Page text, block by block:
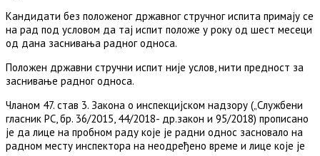
Кандидати без положеног државног стручног испита примају се
на рад под условом да тај испит положе у року од шест месеци
од дана заснивања радног односа.
Положен државни стручни испит није услов, нити предност за
заснивање радног односа.
Чланом 47. став 3. Закона о инспекцијском надзору („Службени
гласник РС, бр. 36/2015, 44/2018- др.закон и 95/2018) прописано
је да лице на пробном раду које је радни однос засновало на
радном месту инспектора на неодређено време и лице које је